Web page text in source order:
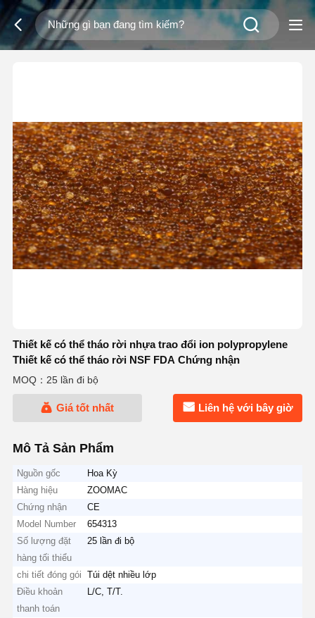
Thiết kế có thể tháo rời nhựa trao đổi ion polypropylene
Thiết kế có thể tháo rời NSF FDA Chứng nhận
MOQ：25 lần đi bộ
Giá tốt nhất Liên hệ với bây giờ
Mô Tả Sản Phẩm
Nguồn gốc
Hoa Kỳ
Hàng hiệu
ZOOMAC
Chứng nhận
CE
Model Number
654313
Số lượng đặt
hàng tối thiểu
25 lần đi bộ
chi tiết đóng gói
Túi dệt nhiều lớp
Điều khoản
thanh toán
L/C, T/T.